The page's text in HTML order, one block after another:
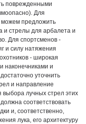
поврежденными
Для
можем предложить
и стрелы для арбалета и
Для спортсменов -
и силу натяжения
- широкая
наконечниками и
уточнить
и направление
выбора лучных стрел этих
соответствовать
и, соответственно,
лука, его архитектуру